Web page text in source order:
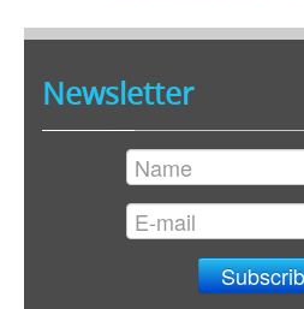
Newsletter